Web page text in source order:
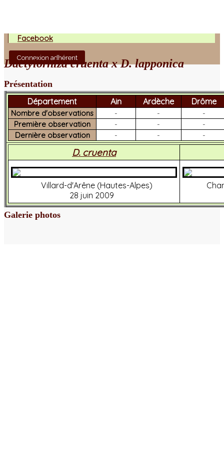
Facebook
Connexion adhérent
Dactylorhiza cruenta x D. lapponica
Présentation
Département
Ain Ardèche Drôme
Nombre d'observations - -
-
Première observation
- -
-
Dernière observation
- - -
D. cruenta
Villard-d'Arêne (Hautes-Alpes)
28 juin 2009
Galerie photos